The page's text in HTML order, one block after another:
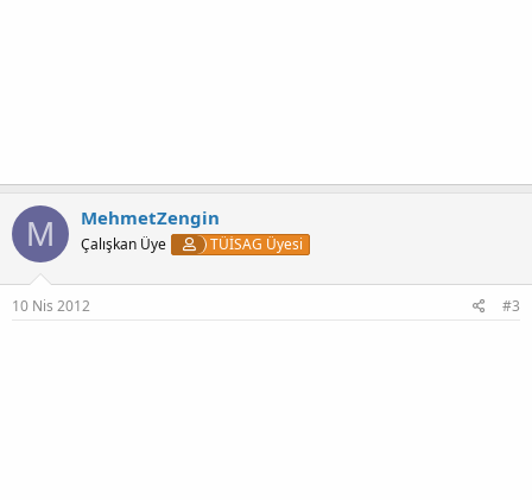
M MehmetZengin
Çalışkan Üye TÜİSAG Üyesi
10 Nis 2012 #3